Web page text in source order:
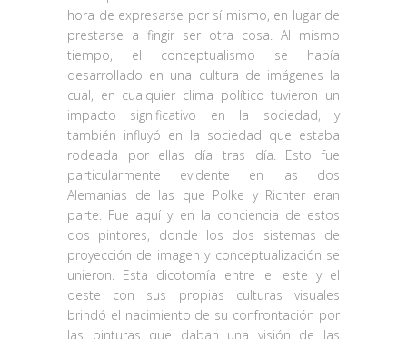
hora de expresarse por sí mismo, en lugar de
prestarse a fingir ser otra cosa. Al mismo
tiempo, el conceptualismo se había
desarrollado en una cultura de imágenes la
cual, en cualquier clima político tuvieron un
impacto significativo en la sociedad, y
también influyó en la sociedad que estaba
rodeada por ellas día tras día. Esto fue
particularmente evidente en las dos
Alemanias de las que Polke y Richter eran
parte. Fue aquí y en la conciencia de estos
dos pintores, donde los dos sistemas de
proyección de imagen y conceptualización se
unieron. Esta dicotomía entre el este y el
oeste con sus propias culturas visuales
brindó el nacimiento de su confrontación por
las pinturas que daban una visión de las